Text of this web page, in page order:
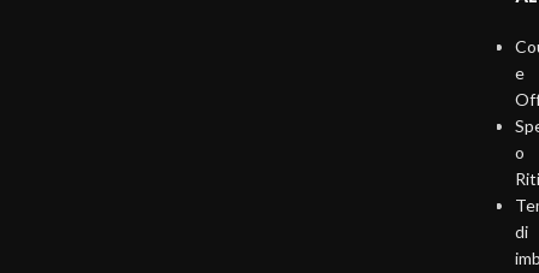
e
o
di